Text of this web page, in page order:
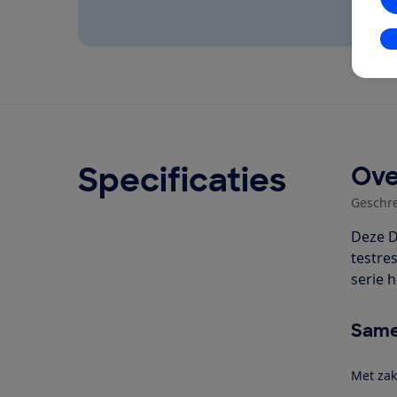
Specificaties
Deze
serie
Met